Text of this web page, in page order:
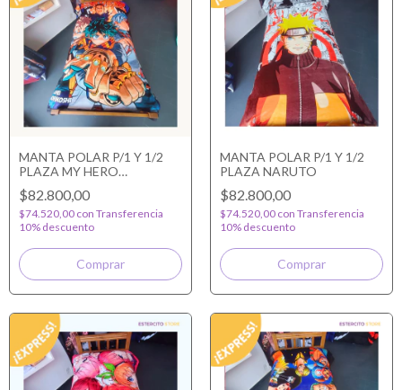
MANTA POLAR P/1 Y 1/2
PLAZA MY HERO
ACADEMIA
$82.800,00
$74.520,00 con Transferencia
10% descuento
MANTA POLAR P/1 Y 1/2
PLAZA NARUTO
$82.800,00
$74.520,00 con Transferencia
10% descuento